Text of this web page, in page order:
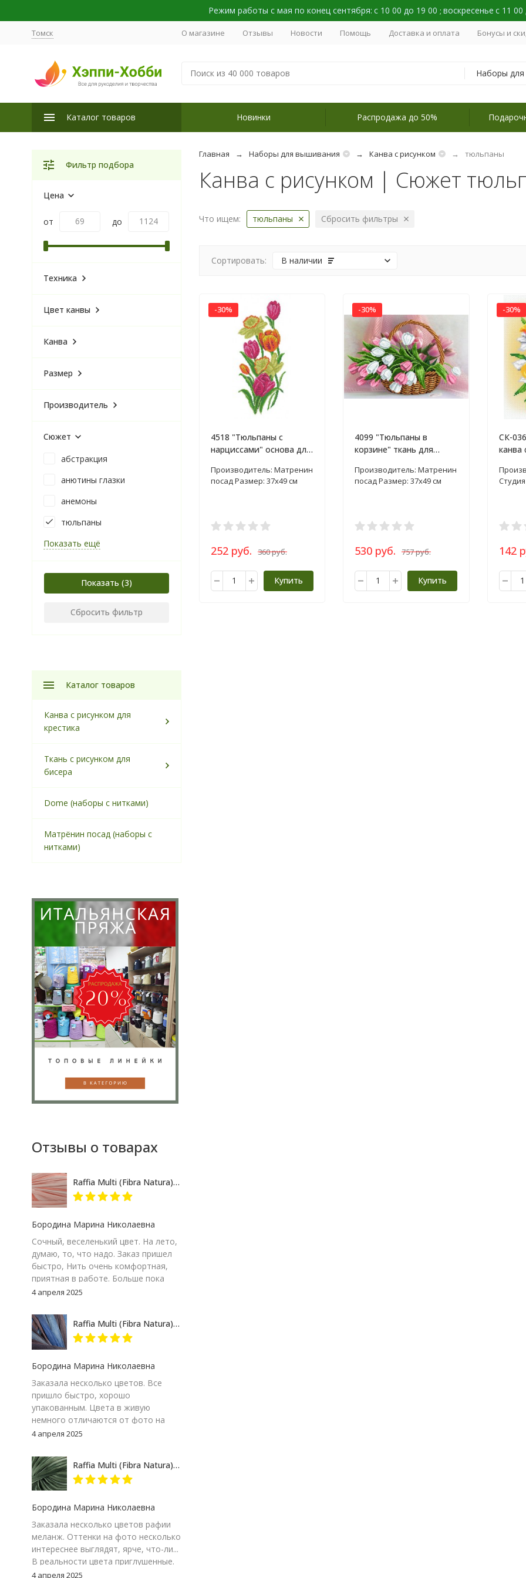
Режим работы с мая по конец сентября: с 10 00 до 19 00 ; воскресенье с 11 00
Томск О магазине Отзывы Новости Помощь Доставка и оплата Бонусы и
Каталог товаров Новинки Распродажа до 50%
Главная Наборы для вышивания Канва с рисунком тюльпаны
Канва с рисунком | Сюжет
Что ищем: тюльпаны Сбросить фильтры
Сортировать: В наличии
-30%
4518 "Тюльпаны с
нарциссами" основа для
Производитель: Матренин
посад Размер: 37х49 см
252 руб. 360 руб.
Купить
-30%
4099 "Тюльпаны в
корзине" ткань для
Производитель: Матренин
посад Размер: 37х49 см
530 руб. 757 руб.
Купить
-30%
СК-
канва
142
Фильтр подбора
Цена
от до
Техника
Цвет канвы
Канва
Размер
Производитель
Сюжет
абстракция
анютины глазки
анемоны
тюльпаны
Показать ещё
Показать
Сбросить фильтр
Каталог товаров
Канва с рисунком для
крестика
Ткань с рисунком для
бисера
Dome (наборы с нитками)
Матрёнин посад (наборы с
нитками)
Отзывы о товарах
Raffia Multi (Fibra Natura) 117-17 розово-кремовый меланж, пряжа 35г
Бородина Марина Николаевна
Сочный, веселенький цвет. На лето,
думаю, то, что надо. Заказ пришел
быстро, Нить очень комфортная,
приятная в работе. Больше пока
сказать не могу – посмотрим на
пятерку и товару и продавцу за
качество сопровождения заказа!
4 апреля 2025
Raffia Multi (Fibra Natura) 117-07 сине-серый, пряжа 35г
Бородина Марина Николаевна
Заказала несколько цветов. Все
пришло быстро, хорошо
упакованным. Цвета в живую
немного отличаются от фото на
экране компьютера, но мне
Думаю, изделие получится
интересным
4 апреля 2025
Raffia Multi (Fibra Natura) 117-24 зеленый меланж, пряжа 35г
Бородина Марина Николаевна
Заказала несколько цветов рафии
меланж. Оттенки на фото несколько
интереснее выглядят, ярче, что-ли...
В реальности цвета приглушенные.
Цвет 117-24, зеленый меланж. Мне
4 апреля 2025